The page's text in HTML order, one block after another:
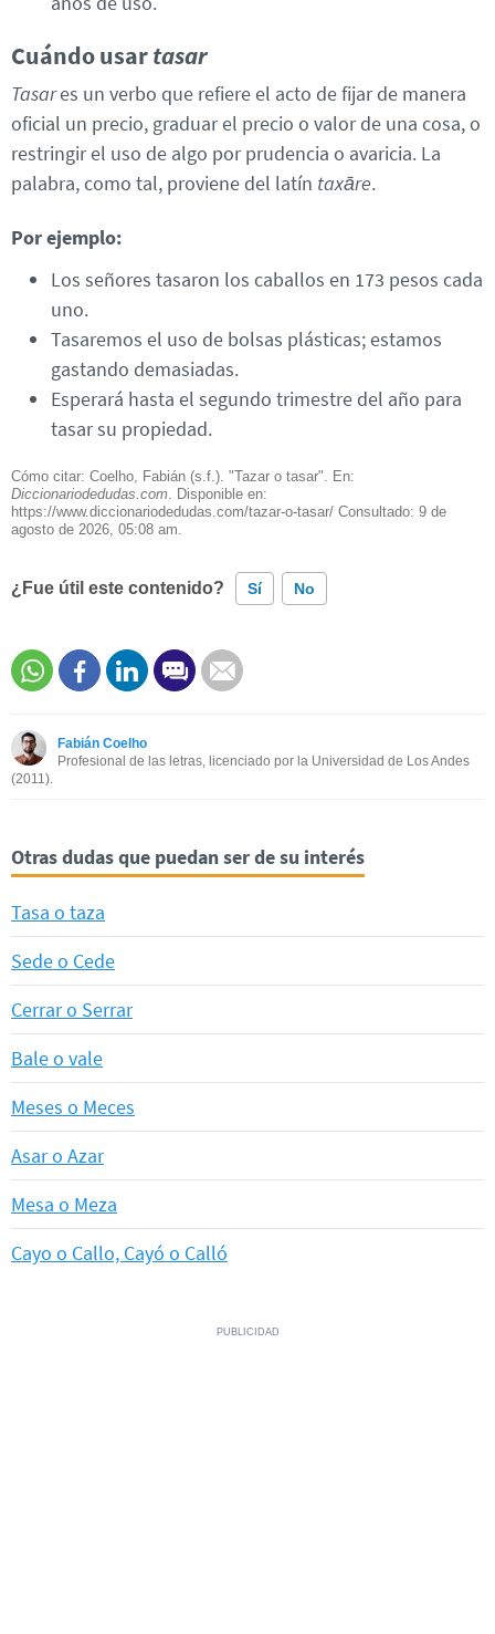
Cuándo usartasar
Tasares un verbo que refiere el acto de fijar de manera
oficial un precio, graduar el precio o valor de una cosa, o
restringir el uso de algo por prudencia o avaricia. La
palabra, como tal, proviene del latín taxāre.
Por ejemplo:
Los señores tasaron los caballos en 173 pesos cada
uno.
Tasaremos el uso de bolsas plásticas; estamos
gastando demasiadas.
Esperará hasta el segundo trimestre del año para
tasar su propiedad.
Cómo citar: Coelho, Fabián (s.f.). "Tazar o tasar". En:
Diccionariodedudas.com . Disponible en:
https://www.diccionariodedudas.com/tazar-o-tasar/ Consultado: 9 de
agosto de 2026, 05:08 am.
¿Fue útil este contenido? Sí No
Este contenido contiene información incorrecta
Otro
Fabián Coelho
Profesional de las letras, licenciado por la Universidad de Los Andes
(2011).
Otras dudas que puedan ser de su interés
Tasa o taza
Sede o Cede
Cerrar o Serrar
Bale o vale
Meses o Meces
Asar o Azar
Mesa o Meza
Cayo o Callo, Cayó o Calló